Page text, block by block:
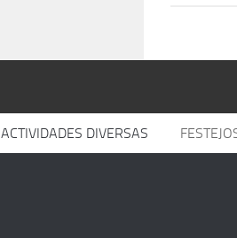
ACTIVIDADES DIVERSAS